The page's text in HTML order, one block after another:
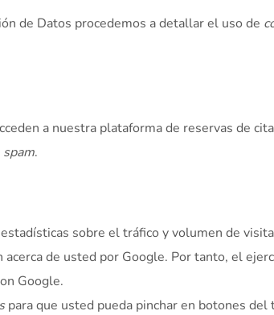
de Datos procedemos a detallar el uso de
a nuestra plataforma de reservas de
spam.
sobre el tráfico y volumen de
de usted por Google. Por tanto, el
Google.
para que usted pueda pinchar en botones del